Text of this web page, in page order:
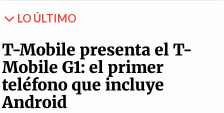
LO ÚLTIMO
T-Mobile presenta el T-
Mobile G1: el primer
teléfono que incluye
Android